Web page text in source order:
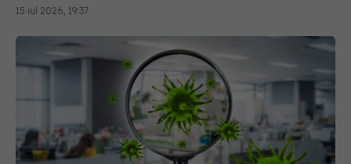
15 iul 2026, 19:37